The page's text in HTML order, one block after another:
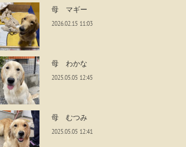
母 マギー
2026.02.15 11:03
母 わかな
2025.05.05 12:45
母 むつみ
2025.05.05 12:41